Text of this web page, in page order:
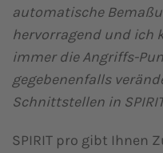
automatische
hervorragend und ich
immer die Angriffs-
gegebenenfalls
Schnittstellen in
SPIRIT pro gibt Ihnen